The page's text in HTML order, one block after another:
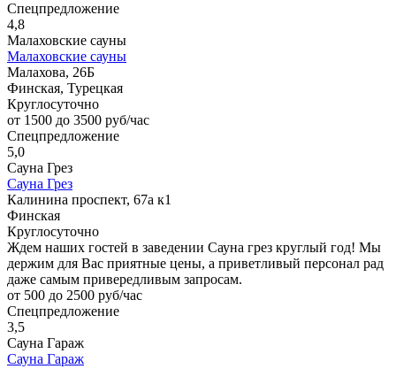
Спецпредложение
4,8
Малаховские сауны
Малаховские сауны
Малахова, 26Б
Финская, Турецкая
Круглосуточно
от 1500 до 3500 руб/час
Спецпредложение
5,0
Сауна Грез
Сауна Грез
Калинина проспект, 67а к1
Финская
Круглосуточно
Ждем наших гостей в заведении Сауна грез круглый год! Мы
держим для Вас приятные цены, а приветливый персонал рад
даже самым привередливым запросам.
от 500 до 2500 руб/час
Спецпредложение
3,5
Сауна Гараж
Сауна Гараж